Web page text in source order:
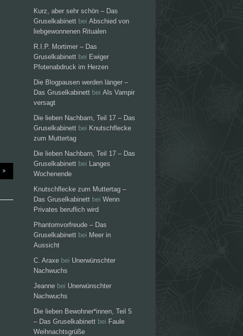
Kurz, aber sehr schön – Das
Gruselkabinett bei Abschied von
liebgewonnenen Ritualen
R.I.P. Mortimer – Das
Gruselkabinett bei Ewiger
Pfotenabdruck im Herzen
Die Blogpausen werden länger –
Das Gruselkabinett bei Als Vampir
versagt
Die lieben Nachbarn, Teil 17 – Das
Gruselkabinett bei Knutschflecke
zum Muttertag
Die lieben Nachbarn, Teil 17 – Das
Gruselkabinett bei Langes
Wochenende
Knutschflecke zum Muttertag –
Das Gruselkabinett bei Wenn
Privates beruflich wird
Phantomvorfreude – Das
Gruselkabinett bei Meer in
Aussicht
C. Araxe bei Unerwünschter
Nachwuchs
Jeanne bei Unerwünschter
Nachwuchs
Die lieben Bewohner*innen, Teil 5
– Das Gruselkabinett bei Faule
Weihnachtsgrüße